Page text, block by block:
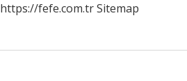
https://fefe.com.trSitemap